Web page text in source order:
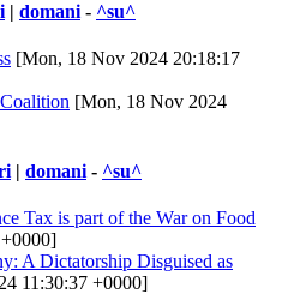
| domani - ^su^
[Mon, 18 Nov 2024 20:18:17
[Mon, 18 Nov 2024
| domani - ^su^
Tax is part of the War on Food
A Dictatorship Disguised as
11:30:37 +0000]